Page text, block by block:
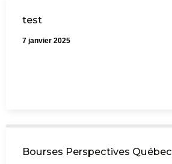
test
7 janvier 2025
Bourses Perspectives Québec